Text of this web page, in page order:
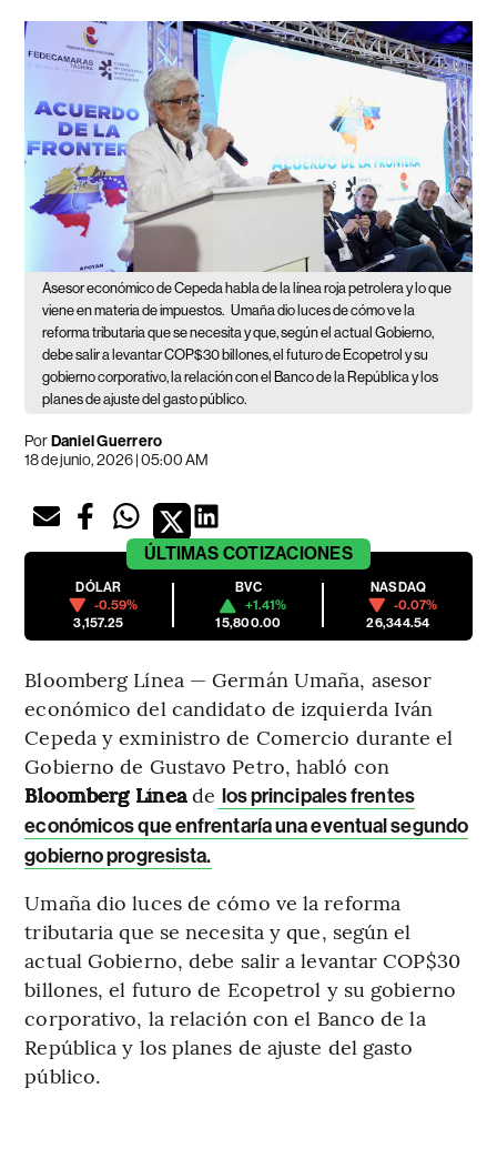
Asesor económico de Cepeda habla de la línea roja petrolera y lo que
viene en materia de impuestos. Umaña dio luces de cómo ve la
reforma tributaria que se necesita y que, según el actual Gobierno,
debe salir a levantar COP$30 billones, el futuro de Ecopetrol y su
gobierno corporativo, la relación con el Banco de la República y los
planes de ajuste del gasto público.
PorDaniel Guerrero
18 de junio, 2026 | 05:00 AM
ÚLTIMAS COTIZACIONES
DÓLAR
-0.59%
3,157.25
BVC
+1.41%
15,800.00
NASDAQ
-0.07%
26,344.54
Bloomberg Línea — Germán Umaña, asesor
económico del candidato de izquierda Iván
Cepeda y exministro de Comercio durante el
Gobierno de Gustavo Petro, habló con
Bloomberg Líneade los principales frentes
económicos que enfrentaría una eventual segundo
gobierno progresista.
Umaña dio luces de cómo ve la reforma
tributaria que se necesita y que, según el
actual Gobierno, debe salir a levantar COP$30
billones, el futuro de Ecopetrol y su gobierno
corporativo, la relación con el Banco de la
República y los planes de ajuste del gasto
público.